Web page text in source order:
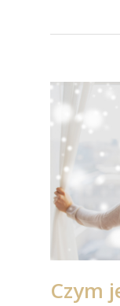
Czym